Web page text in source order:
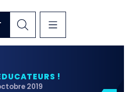
!
2019